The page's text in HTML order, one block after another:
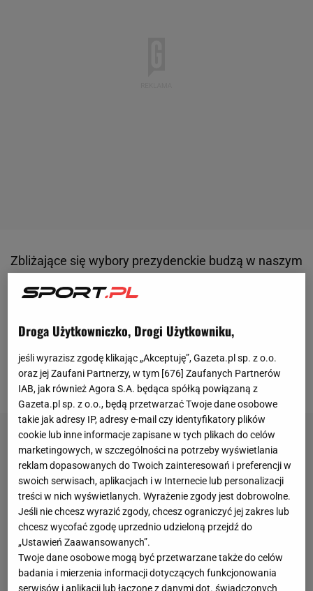
Zbliżające się wybory prezydenckie budzą w naszym
włączają się także osoby ze świata
ostatnim czasie dużą burzę wywołało poparcie,
jakiego Sławomirowi Mentzenowi udzielił były
reprezentant Polski w siatkówce Marcin Możdżonek.
Droga Użytkowniczko, Drogi Użytkowniku,
jeśli wyrazisz zgodę klikając „Akceptuję”, Gazeta.pl sp. z o.o.
oraz jej Zaufani Partnerzy, w tym [676] Zaufanych Partnerów
IAB, jak również Agora S.A. będąca spółką powiązaną z
Gazeta.pl sp. z o.o., będą przetwarzać Twoje dane osobowe
takie jak adresy IP, adresy e-mail czy identyfikatory plików
cookie lub inne informacje zapisane w tych plikach do celów
marketingowych, w szczególności na potrzeby wyświetlania
reklam dopasowanych do Twoich zainteresowań i preferencji w
swoich serwisach, aplikacjach i w Internecie lub personalizacji
treści w nich wyświetlanych. Wyrażenie zgody jest dobrowolne.
Jeśli nie chcesz wyrazić zgody, chcesz ograniczyć jej zakres lub
chcesz wycofać zgodę uprzednio udzieloną przejdź do
„Ustawień Zaawansowanych”.
Twoje dane osobowe mogą być przetwarzane także do celów
badania i mierzenia informacji dotyczących funkcjonowania
serwisów i aplikacji lub łączone z danymi dot. świadczonych